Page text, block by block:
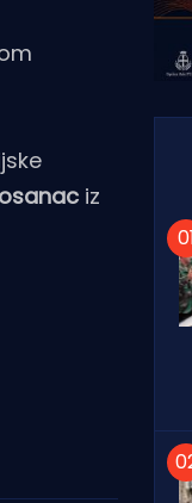
iz